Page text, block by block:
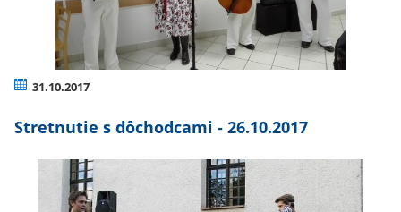
31.10.2017
Stretnutie s dôchodcami - 26.10.2017